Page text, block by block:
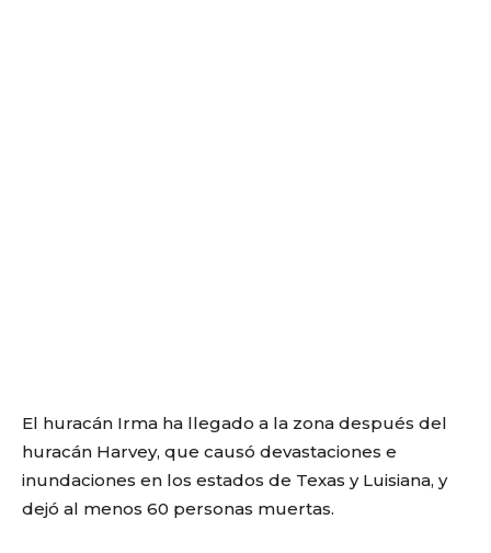
El huracán Irma ha llegado a la zona después del
huracán Harvey, que causó devastaciones e
inundaciones en los estados de Texas y Luisiana, y
dejó al menos 60 personas muertas.